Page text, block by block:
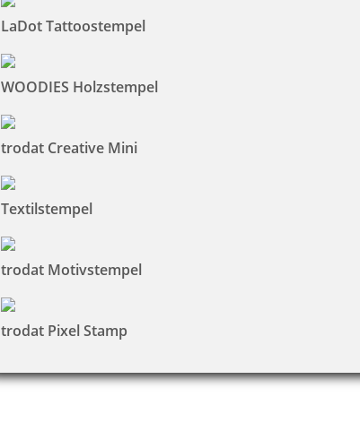
LaDot Tattoostempel
WOODIES Holzstempel
trodat Creative Mini
Textilstempel
trodat Motivstempel
trodat Pixel Stamp